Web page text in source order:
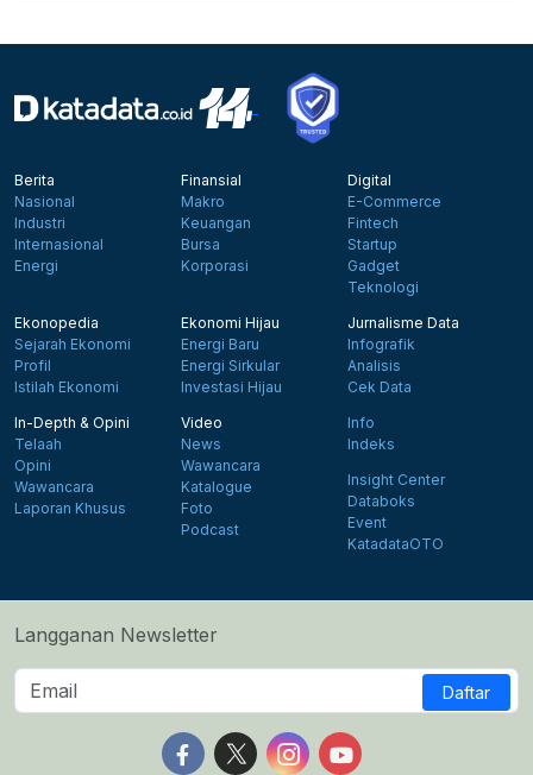
Berita
Nasional
Industri
Internasional
Energi
Finansial
Makro
Keuangan
Bursa
Korporasi
Digital
E-Commerce
Fintech
Startup
Gadget
Teknologi
Ekonopedia
Sejarah Ekonomi
Profil
Istilah Ekonomi
Ekonomi Hijau
Energi Baru
Energi Sirkular
Investasi Hijau
Jurnalisme Data
Infografik
Analisis
Cek Data
In-Depth & Opini
Telaah
Opini
Wawancara
Laporan Khusus
Video
News
Wawancara
Katalogue
Foto
Podcast
Info
Indeks
Insight Center
Databoks
Event
KatadataOTO
Langganan Newsletter
Daftar
Follow us on Facebook
Follow us on X
Follow us on Instagram
Follow us on